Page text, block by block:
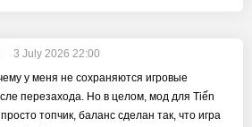
3 July 2026 22:00
у меня не сохраняются игровые
перезахода. Но в целом, мод для Tiến
топчик, баланс сделан так, что игра